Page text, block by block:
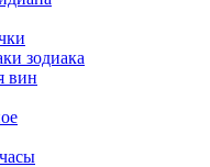
зодиака
вин